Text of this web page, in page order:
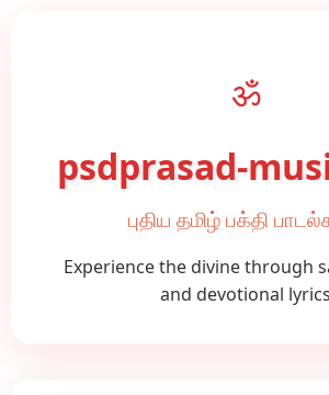
ॐ
psdprasad-
புதிய தமிழ் பக்தி
Experience the divine through
and devotional lyrics